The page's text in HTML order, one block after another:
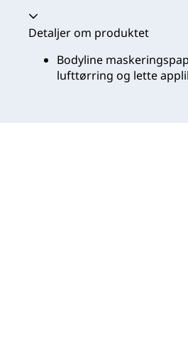
Harmonika kollapset
Detaljer om produktet
Bodyline
lufttørring og lette